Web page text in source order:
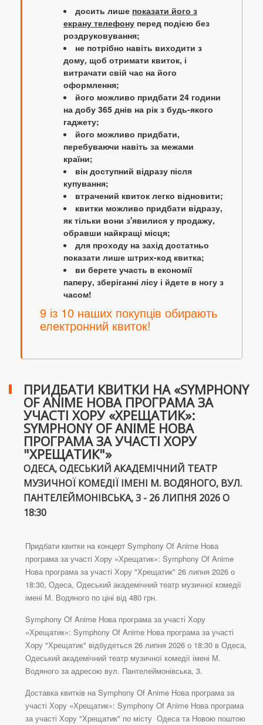
досить лише показати його з
екрану телефону перед подією без
роздруковування;
не потрібно навіть виходити з
дому, щоб отримати квиток, і
витрачати свій час на його
оформлення;
його можливо придбати 24 години
на добу 365 днів на рік з будь-якого
гаджету;
його можливо придбати,
перебуваючи навіть за межами
країни;
він доступний відразу після
купування;
втрачений квиток легко відновити;
квитки можливо придбати відразу,
як тільки вони з'явилися у продажу,
обравши найкращі місця;
для проходу на захід достатньо
показати лише штрих-код квитка;
ви берете участь в економії
паперу, зберіганні лісу і йдете в ногу з
часом!
9 із 10 наших покупців обирають
електронний квиток!
ПРИДБАТИ КВИТКИ НА «SYMPHONY
OF ANIME НОВА ПРОГРАМА ЗА
УЧАСТІ ХОРУ «ХРЕЩАТИК»:
SYMPHONY OF ANIME НОВА
ПРОГРАМА ЗА УЧАСТІ ХОРУ
"ХРЕЩАТИК"»
ОДЕСА, ОДЕСЬКИЙ АКАДЕМІЧНИЙ ТЕАТР
МУЗИЧНОЇ КОМЕДІЇ ІМЕНІ М. ВОДЯНОГО, ВУЛ.
ПАНТЕЛЕЙМОНІВСЬКА, 3 - 26 ЛИПНЯ 2026 О
18:30
Придбати квитки на концерт Symphony Of Anime Нова
програма за участі Хору «Хрещатик»: Symphony Of Anime
Нова програма за участі Хору "Хрещатик" 26 липня 2026 о
18:30, Одеса, Одеський академічний театр музичної комедії
імені М. Водяного по ціні від 480 грн.
Symphony Of Anime Нова програма за участі Хору
«Хрещатик»: Symphony Of Anime Нова програма за участі
Хору "Хрещатик" відбудеться 26 липня 2026 о 18:30 в Одеса,
Одеський академічний театр музичної комедії імені М.
Водяного за адресою вул. Пантелеймонівська, 3.
Доставка квитків на Symphony Of Anime Нова програма за
участі Хору «Хрещатик»: Symphony Of Anime Нова програма
за участі Хору "Хрещатик" по місту Одеса та Новою поштою